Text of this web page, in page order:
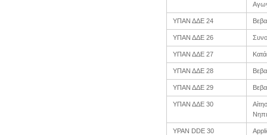
ΥΠΑΝ ΔΔΕ 24
ΥΠΑΝ ΔΔΕ 26
ΥΠΑΝ ΔΔΕ 27
ΥΠΑΝ ΔΔΕ 28
ΥΠΑΝ ΔΔΕ 29
ΥΠΑΝ ΔΔΕ 30
YPAN DDE 30